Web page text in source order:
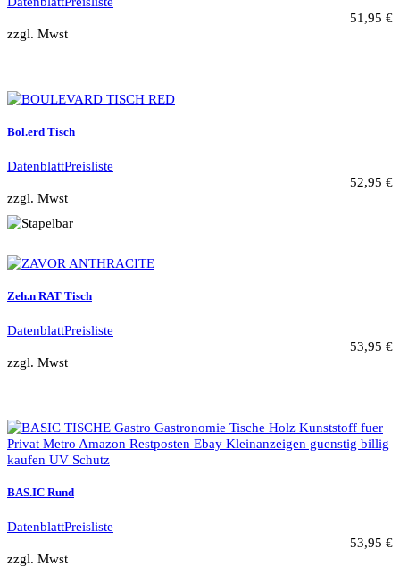
51,95 €
zzgl. Mwst
Bol.erd Tisch
DatenblattPreisliste
52,95 €
zzgl. Mwst
Zeh.n RAT Tisch
DatenblattPreisliste
53,95 €
zzgl. Mwst
BAS.IC Rund
DatenblattPreisliste
53,95 €
zzgl. Mwst